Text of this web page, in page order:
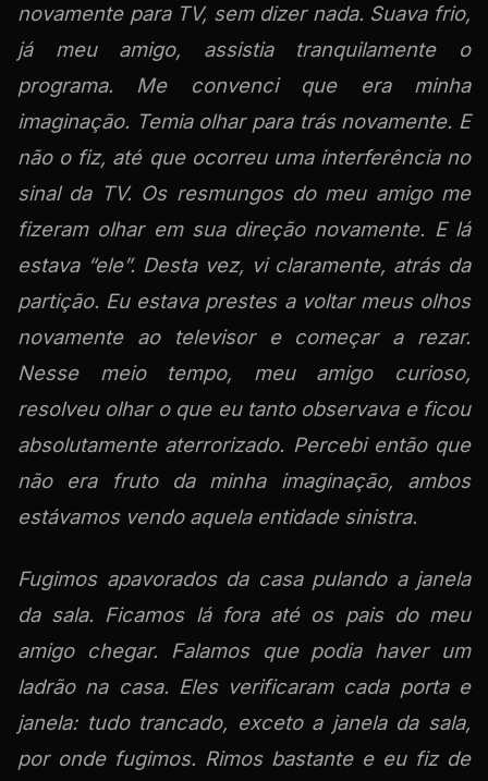
novamente para TV, sem dizer nada. Suava frio,
já meu amigo, assistia tranquilamente o
programa. Me convenci que era minha
imaginação. Temia olhar para trás novamente. E
não o fiz, até que ocorreu uma interferência no
sinal da TV. Os resmungos do meu amigo me
fizeram olhar em sua direção novamente. E lá
estava “ele”. Desta vez, vi claramente, atrás da
partição. Eu estava prestes a voltar meus olhos
novamente ao televisor e começar a rezar.
Nesse meio tempo, meu amigo curioso,
resolveu olhar o que eu tanto observava e ficou
absolutamente aterrorizado. Percebi então que
não era fruto da minha imaginação, ambos
estávamos vendo aquela entidade sinistra.
Fugimos apavorados da casa pulando a janela
da sala. Ficamos lá fora até os pais do meu
amigo chegar. Falamos que podia haver um
ladrão na casa. Eles verificaram cada porta e
janela: tudo trancado, exceto a janela da sala,
por onde fugimos. Rimos bastante e eu fiz de